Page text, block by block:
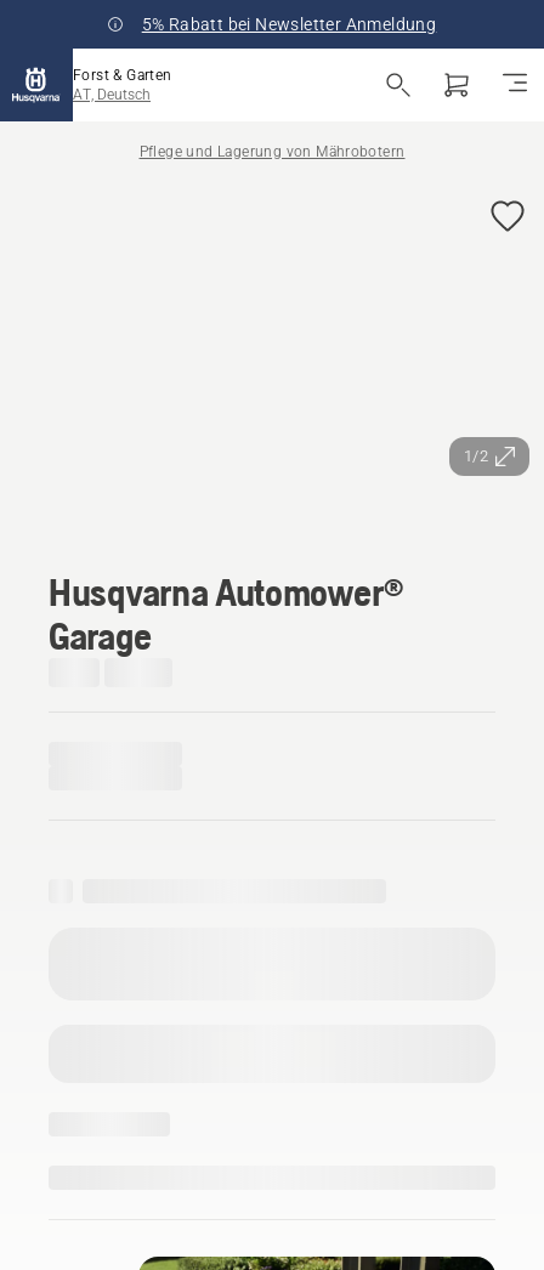
5% Rabatt bei Newsletter Anmeldung
Forst & Garten
AT, Deutsch
Pflege und Lagerung von Mährobotern
1/2
Husqvarna Automower®
Garage